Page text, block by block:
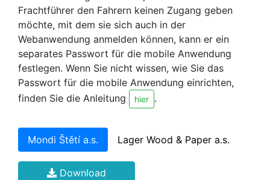
Frachtführer den Fahrern keinen Zugang geben
möchte, mit dem sie sich auch in der
Webanwendung anmelden können, kann er ein
separates Passwort für die mobile Anwendung
festlegen. Wenn Sie nicht wissen, wie Sie das
Passwort für die mobile Anwendung einrichten,
finden Sie die Anleitung
hier .
Mondi Štětí a.s. Lager Wood & Paper a.s.
Download